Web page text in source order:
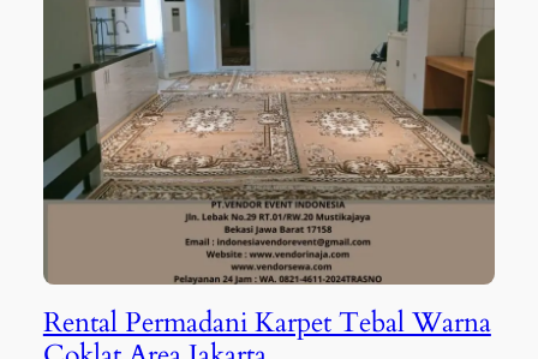
Rental Permadani Karpet Tebal Warna